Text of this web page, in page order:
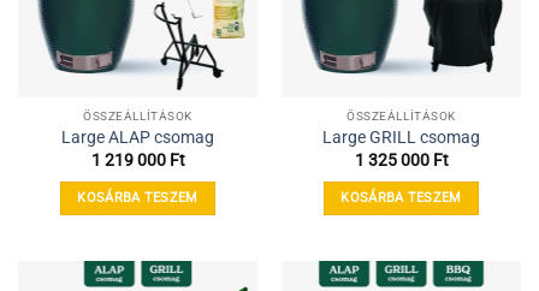
ÖSSZEÁLLÍTÁSOK
Large ALAP csomag
1 219 000 Ft
KOSÁRBA TESZEM
ÖSSZEÁLLÍTÁSOK
Large GRILL csomag
1 325 000 Ft
KOSÁRBA TESZEM